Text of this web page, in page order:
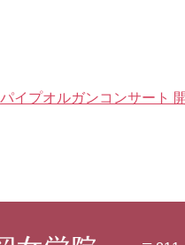
イプオルガンコンサート